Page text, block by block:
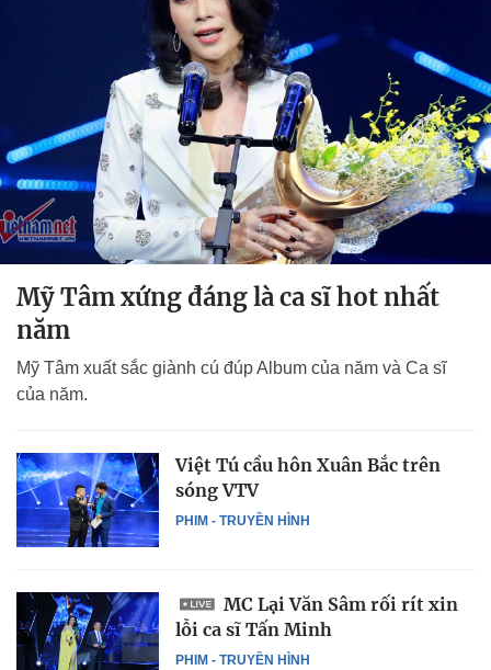
Mỹ Tâm xứng đáng là ca sĩ hot nhất
năm
Mỹ Tâm xuất sắc giành cú đúp Album của năm và Ca sĩ
của năm.
PHIM - TRUYỀN HÌNH
Việt Tú cầu hôn Xuân Bắc trên
sóng VTV
PHIM - TRUYỀN HÌNH
MC Lại Văn Sâm rối rít xin
lỗi ca sĩ Tấn Minh